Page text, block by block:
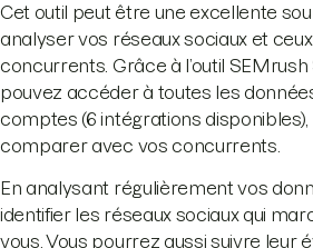
Cet outil peut être une excellente
analyser vos réseaux sociaux et
concurrents. Grâce à l’outil
pouvez accéder à toutes les
comptes (6 intégrations disponibles),
comparer avec vos concurrents.
En analysant régulièrement vos
identifier les réseaux sociaux qui
vous. Vous pourrez aussi suivre leur